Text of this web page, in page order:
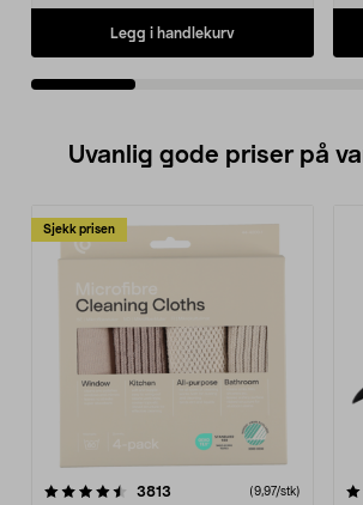
Legg i handlekurv
Uvanlig gode priser på
Sjekk prisen
3813 anmeldelser(9,97/stk)
4.5av 5 stjerner